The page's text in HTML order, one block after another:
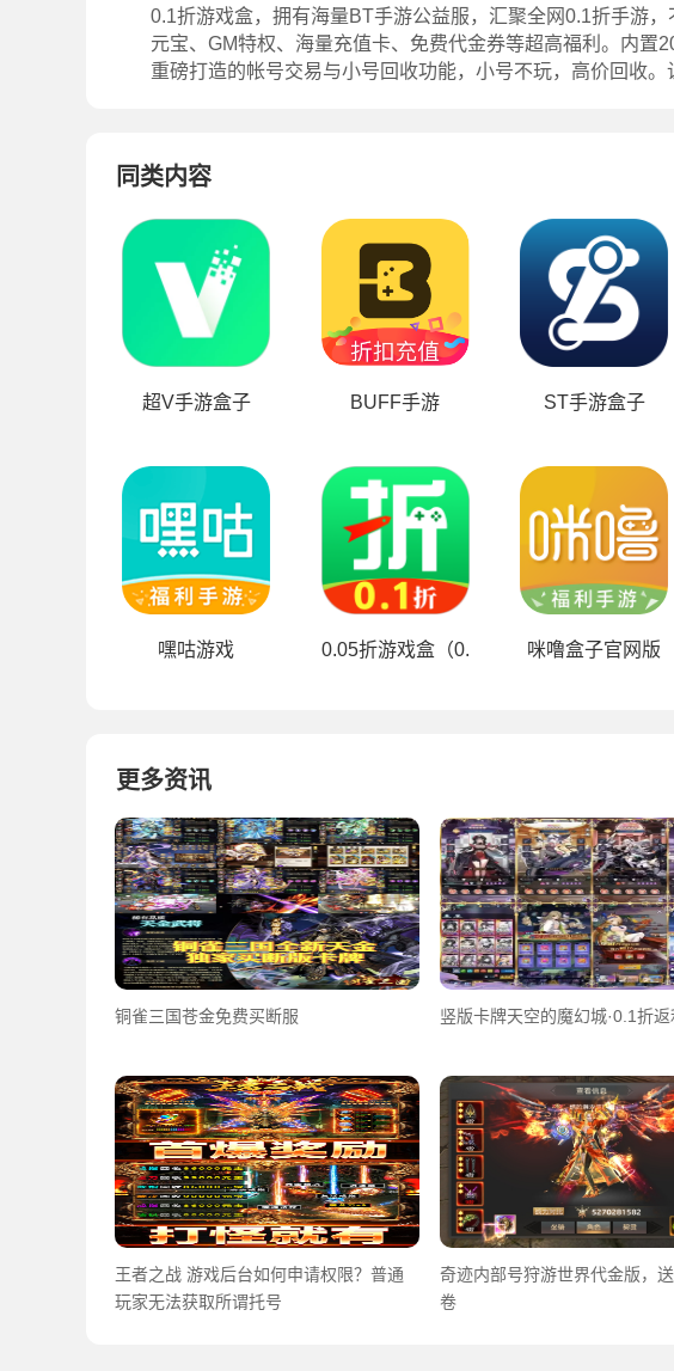
0.1折游戏盒，拥有海量BT手游公益服，汇聚全网0.1折手游
元宝、GM特权、海量充值卡、免费代金券等超高福利。内置
重磅打造的帐号交易与小号回收功能，小号不玩，高价回收。
同类内容
超V手游盒子 BUFF手游 ST手游盒子
嘿咕游戏 0.05折游戏盒（0.1折扣版)咪噜盒子官网版
更多资讯
铜雀三国苍金免费买断服 竖版卡牌天空的魔幻城·0.1折返
王者之战 游戏后台如何申请权限？普通
玩家无法获取所谓托号
奇迹内部号狩游世界代金版，
卷